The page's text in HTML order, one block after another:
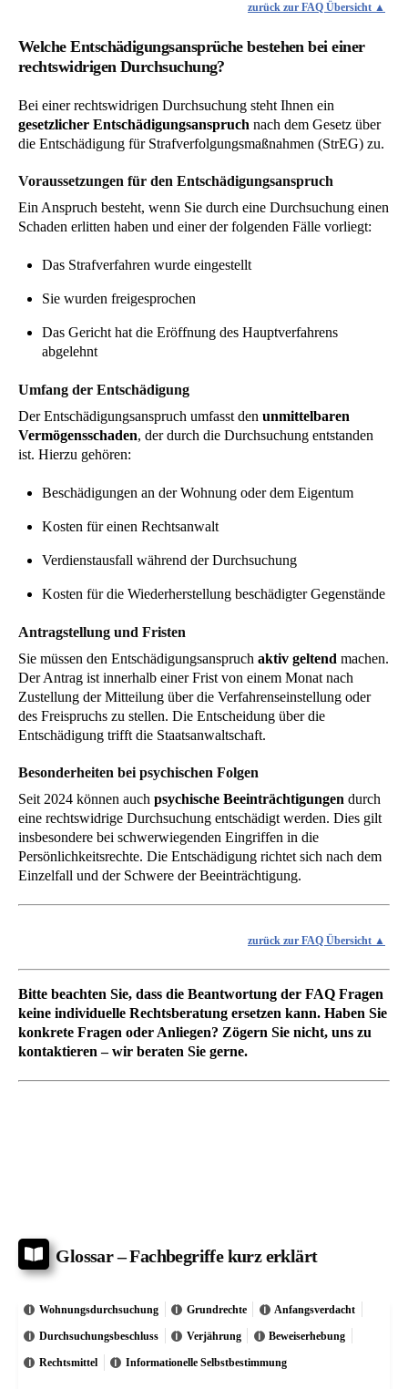
zurück zur FAQ Übersicht
Welche Entschädigungsansprüche bestehen bei einer
rechtswidrigen Durchsuchung?
Bei einer rechtswidrigen Durchsuchung steht Ihnen ein
gesetzlicher Entschädigungsanspruch nach dem Gesetz über
die Entschädigung für Strafverfolgungsmaßnahmen (StrEG) zu.
Voraussetzungen für den Entschädigungsanspruch
Ein Anspruch besteht, wenn Sie durch eine Durchsuchung einen
Schaden erlitten haben und einer der folgenden Fälle vorliegt:
Das Strafverfahren wurde eingestellt
Sie wurden freigesprochen
Das Gericht hat die Eröffnung des Hauptverfahrens
abgelehnt
Umfang der Entschädigung
Der Entschädigungsanspruch umfasst den unmittelbaren
Vermögensschaden, der durch die Durchsuchung entstanden
ist. Hierzu gehören:
Beschädigungen an der Wohnung oder dem Eigentum
Kosten für einen Rechtsanwalt
Verdienstausfall während der Durchsuchung
Kosten für die Wiederherstellung beschädigter Gegenstände
Antragstellung und Fristen
Sie müssen den Entschädigungsanspruch aktiv geltend machen.
Der Antrag ist innerhalb einer Frist von einem Monat nach
Zustellung der Mitteilung über die Verfahrenseinstellung oder
des Freispruchs zu stellen. Die Entscheidung über die
Entschädigung trifft die Staatsanwaltschaft.
Besonderheiten bei psychischen Folgen
Seit 2024 können auch psychische Beeinträchtigungen durch
eine rechtswidrige Durchsuchung entschädigt werden. Dies gilt
insbesondere bei schwerwiegenden Eingriffen in die
Persönlichkeitsrechte. Die Entschädigung richtet sich nach dem
Einzelfall und der Schwere der Beeinträchtigung.
zurück zur FAQ Übersicht
Bitte beachten Sie, dass die Beantwortung der FAQ Fragen
keine individuelle Rechtsberatung ersetzen kann. Haben Sie
konkrete Fragen oder Anliegen? Zögern Sie nicht, uns zu
kontaktieren – wir beraten Sie gerne.
Glossar – Fachbegriffe kurz erklärt
Wohnungsdurchsuchung Grundrechte Anfangsverdacht
Durchsuchungsbeschluss Verjährung Beweiserhebung
Rechtsmittel Informationelle Selbstbestimmung